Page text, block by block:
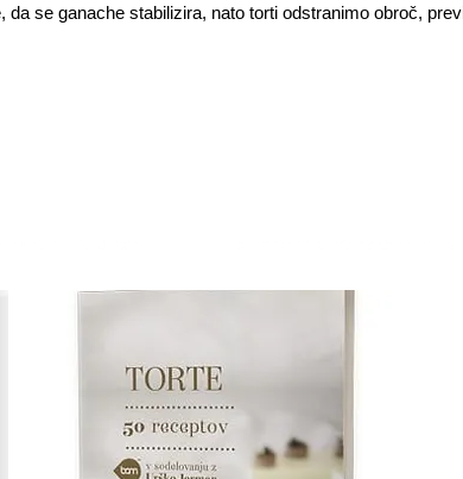
se ganache stabilizira, nato torti odstranimo obroč,